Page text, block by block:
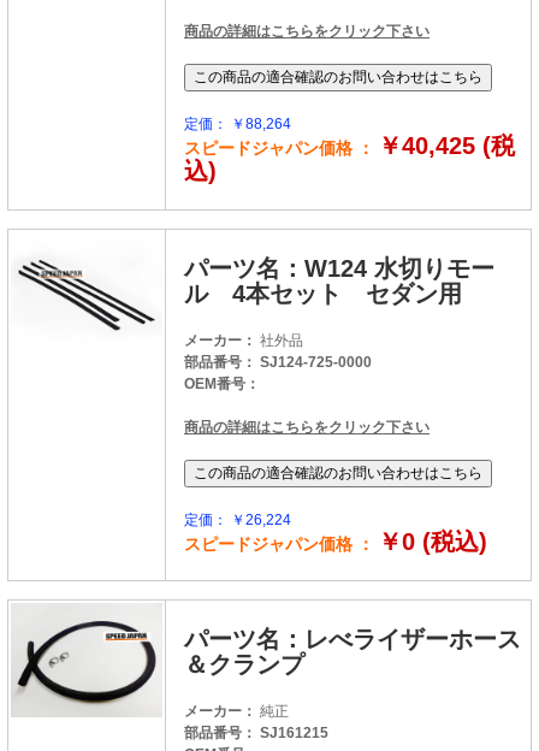
商品の詳細はこちらをクリック下さい
定価： ￥88,264
スピードジャパン価格 ：
￥40,425 (税
込)
パーツ名：W124 水切りモー
ル 4本セット セダン用
メーカー： 社外品
部品番号： SJ124-725-0000
OEM番号：
商品の詳細はこちらをクリック下さい
定価： ￥26,224
スピードジャパン価格 ： ￥0 (税込)
パーツ名：レべライザーホース
＆クランプ
メーカー： 純正
部品番号： SJ161215